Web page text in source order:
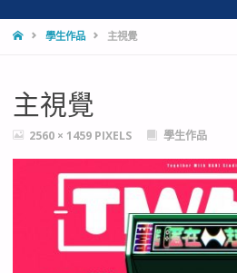
HOME學生作品 主視覺
主視覺
FULL2560 × 1459 PIXELS 學生作品